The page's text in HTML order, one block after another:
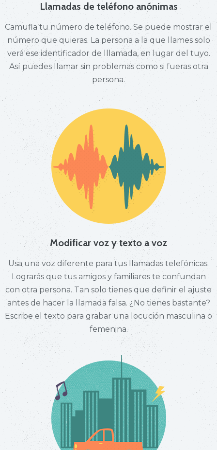
Llamadas de teléfono anónimas
Camufla tu número de teléfono. Se puede mostrar el
número que quieras. La persona a la que llames solo
verá ese identificador de lllamada, en lugar del tuyo.
Así puedes llamar sin problemas como si fueras otra
persona.
Modificar voz y texto a voz
Usa una voz diferente para tus llamadas telefónicas.
Lograrás que tus amigos y familiares te confundan
con otra persona. Tan solo tienes que definir el ajuste
antes de hacer la llamada falsa. ¿No tienes bastante?
Escribe el texto para grabar una locución masculina o
femenina.